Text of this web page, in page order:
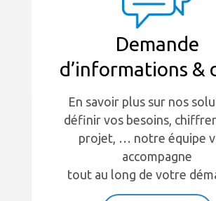
Demande
d’informations &
En savoir plus sur nos
définir vos besoins,
projet, … notre équipe
accompagne
tout au long de votre